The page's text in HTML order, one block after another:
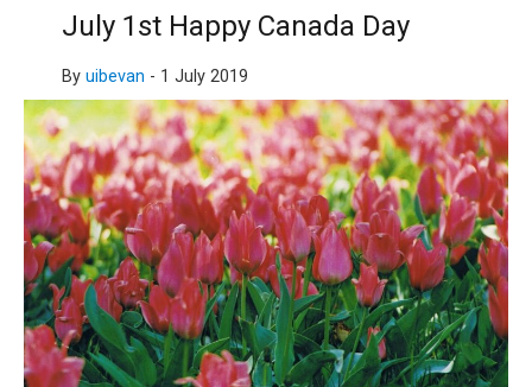
July 1st Happy Canada Day
By uibevan - 1 July 2019